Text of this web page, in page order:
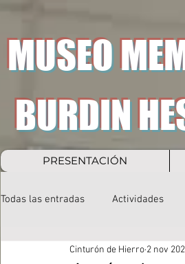
MUSEO
PRESENTACIÓN
BURDIN
Todas las entradas Actividades
Cinturón de Hierro 2 nov